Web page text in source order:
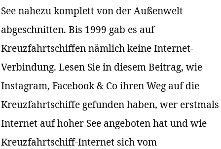
See nahezu komplett von der Außenwelt
abgeschnitten. Bis 1999 gab es auf
Kreuzfahrtschiffen nämlich keine Internet-
Verbindung. Lesen Sie in diesem Beitrag, wie
Instagram, Facebook & Co ihren Weg auf die
Kreuzfahrtschiffe gefunden haben, wer erstmals
Internet auf hoher See angeboten hat und wie
Kreuzfahrtschiff-Internet sich vom